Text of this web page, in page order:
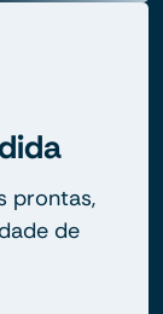
prontas,
de